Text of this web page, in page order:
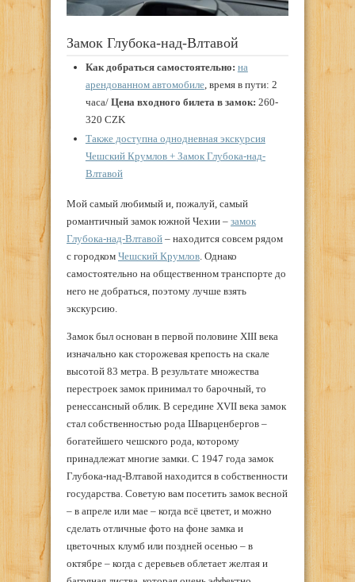
Замок Глубока-над-Влтавой
Как добраться самостоятельно: на
арендованном автомобиле, время в пути: 2
часа/ Цена входного билета в замок: 260-
320 CZK
Также доступна однодневная экскурсия
Чешский Крумлов + Замок Глубока-над-
Влтавой
Мой самый любимый и, пожалуй, самый
романтичный замок южной Чехии – замок
Глубока-над-Влтавой – находится совсем рядом
с городком Чешский Крумлов . Однако
самостоятельно на общественном транспорте до
него не добраться, поэтому лучше взять
экскурсию.
Замок был основан в первой половине XIII века
изначально как сторожевая крепость на скале
высотой 83 метра. В результате множества
перестроек замок принимал то барочный, то
ренессансный облик. В середине XVII века замок
стал собственностью рода Шварценбергов –
богатейшего чешского рода, которому
принадлежат многие замки. С 1947 года замок
Глубока-над-Влтавой находится в собственности
государства. Советую вам посетить замок весной
– в апреле или мае – когда всё цветет, и можно
сделать отличные фото на фоне замка и
цветочных клумб или поздней осенью – в
октябре – когда с деревьев облетает желтая и